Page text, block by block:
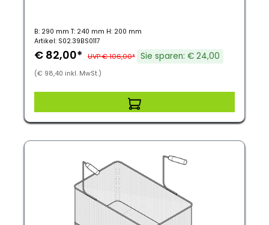
B: 290 mm T: 240 mm H: 200 mm
Artikel: S02.39BS0117
€ 82,00* UVP € 106,00* Sie sparen: € 24,00
(€ 98,40 inkl. MwSt.)